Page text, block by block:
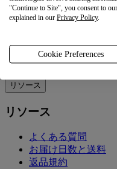
マーケティングを学ぶ
ブログ
リソース
リソース
よくある質問
お届け日数と送料
返品規約
"Continue to Site", you consent to
explained in our Privacy Policy.
Cookie Preferences